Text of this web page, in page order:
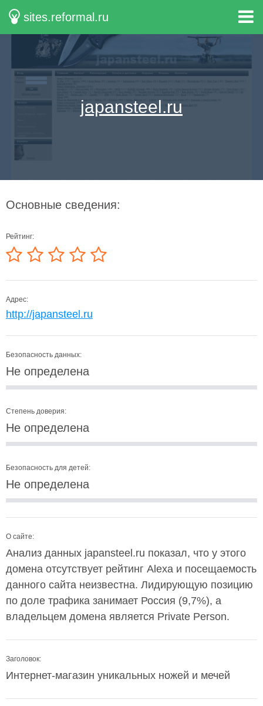
sites.reformal.ru
japansteel.ru
Основные сведения:
Рейтинг:
Адрес:
http://japansteel.ru
Безопасность данных:
Не определена
Степень доверия:
Не определена
Безопасность для детей:
Не определена
О сайте:
Анализ данных japansteel.ru показал, что у этого
домена отсутствует рейтинг Alexa и посещаемость
данного сайта неизвестна. Лидирующую позицию
по доле трафика занимает Россия (9,7%), а
владельцем домена является Private Person.
Заголовок:
Интернет-магазин уникальных ножей и мечей